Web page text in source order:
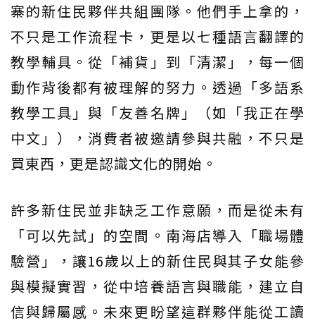
寨的新住民夥伴共組團隊。他們手上拿的，
不只是工作流程卡，更是以七種語言翻譯的
教學輔具。從「補貨」到「清潔」，每一個
動作背後都有被理解的努力。透過「多語系
教學工具」與「友善名牌」（如「我正在學
中文」），消費者被邀請參與共融，不只是
買東西，更是認識文化的開始。
許多新住民並非缺乏工作意願，而是從未有
「可以先試」的空間。南海店導入「職場體
驗營」，讓16歲以上的新住民與其子女能參
與模擬實習，從中培養語言與職能，建立自
信與歸屬感。未來更盼望這群夥伴能從工讀